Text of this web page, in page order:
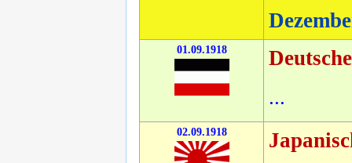
01.09.1918
...
02.09.1918